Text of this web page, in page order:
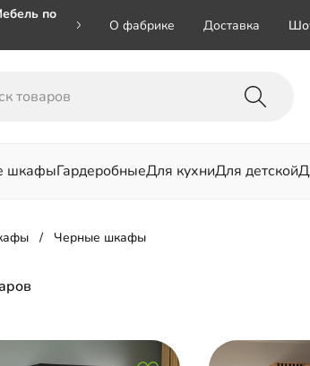
по
номер
О фабрике Доставка
шкафыГардеробныеДля кухниДля детской
Черные шкафы